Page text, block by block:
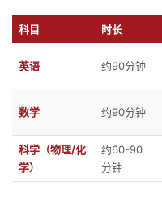
科目 时长
英语 约90分钟
数学 约90分钟
科学（物理/化
学）
约60-90
分钟